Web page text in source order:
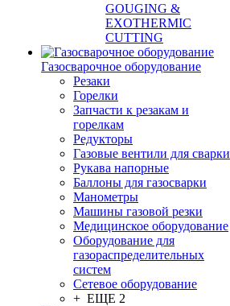
GOUGING &
EXOTHERMIC
CUTTING
Газосварочное оборудование
Резаки
Горелки
Запчасти к резакам и
горелкам
Редукторы
Газовые вентили для сварки
Рукава напорные
Баллоны для газосварки
Манометры
Машины газовой резки
Медицинское оборудование
Оборудование для
газораспределительных
систем
Сетевое оборудование
+ ЕЩЕ 2